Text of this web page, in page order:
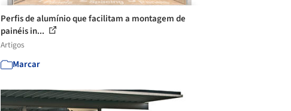
Perfis de alumínio que facilitam a montagem de
painéis in...
Artigos
Marcar